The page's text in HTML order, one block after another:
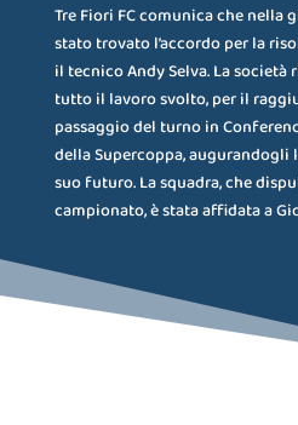
Tre Fiori FC comunica che nella
stato trovato l’accordo per la
il tecnico Andy Selva. La
tutto il lavoro svolto, per il
passaggio del turno in
della Supercoppa,
suo futuro. La squadra, che
campionato, è stata affidata a